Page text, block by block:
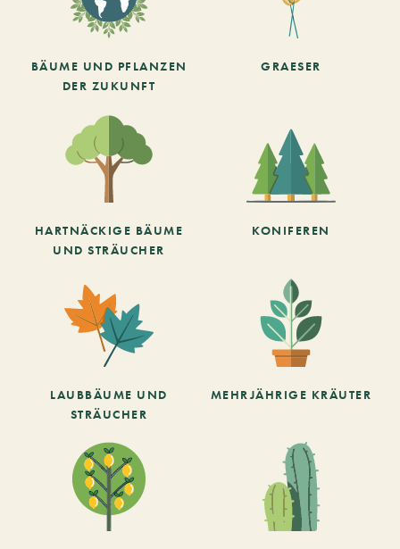
BÄUME UND PFLANZEN
DER ZUKUNFT
GRAESER
HARTNÄCKIGE BÄUME
UND STRÄUCHER
KONIFEREN
LAUBBÄUME UND
STRÄUCHER
MEHRJÄHRIGE KRÄUTER